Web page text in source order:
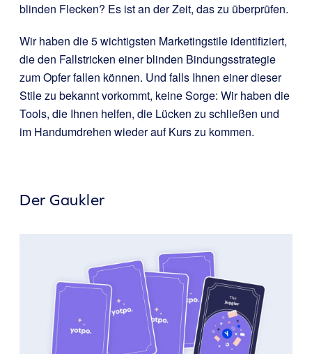
blinden Flecken? Es ist an der Zeit, das zu überprüfen.
Wir haben die 5 wichtigsten Marketingstile identifiziert,
die den Fallstricken einer blinden Bindungsstrategie
zum Opfer fallen können. Und falls Ihnen einer dieser
Stile zu bekannt vorkommt, keine Sorge: Wir haben die
Tools, die Ihnen helfen, die Lücken zu schließen und
im Handumdrehen wieder auf Kurs zu kommen.
Der Gaukler